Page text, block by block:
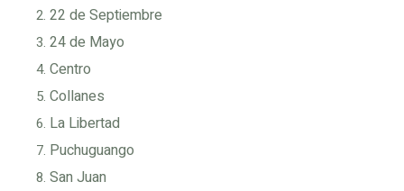
22 de Septiembre
24 de Mayo
Centro
Collanes
La Libertad
Puchuguango
San Juan